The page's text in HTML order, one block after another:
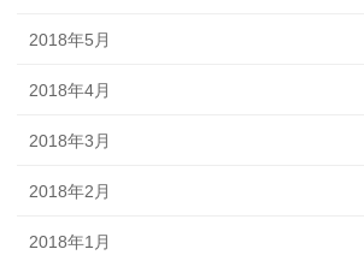
2018年5月
2018年4月
2018年3月
2018年2月
2018年1月